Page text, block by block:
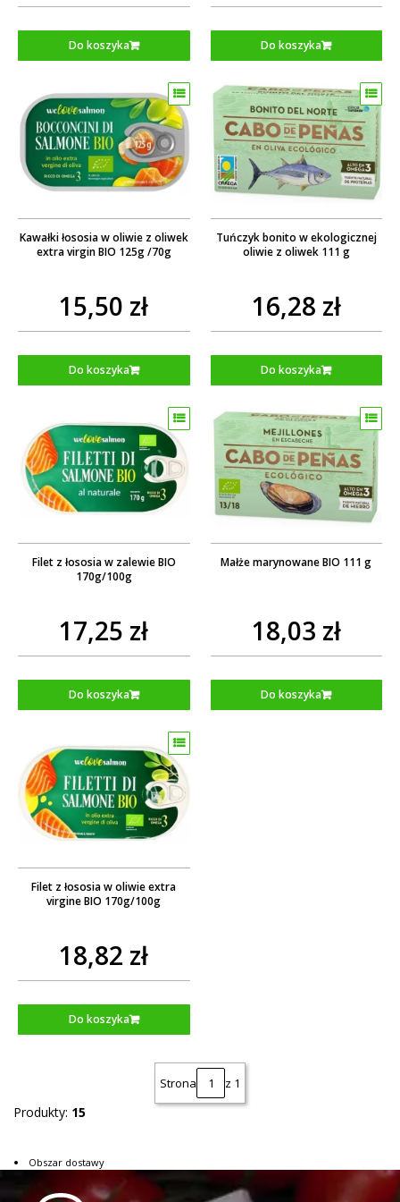
Do koszyka Do koszyka
Kawałki łososia w oliwie z oliwek
extra virgin BIO 125g /70g
15,50 zł
Do koszyka
Tuńczyk bonito w ekologicznej
oliwie z oliwek 111 g
16,28 zł
Do koszyka
Filet z łososia w zalewie BIO
170g/100g
17,25 zł
Do koszyka
Małże marynowane BIO 111 g
18,03 zł
Do koszyka
Filet z łososia w oliwie extra
virgine BIO 170g/100g
18,82 zł
Do koszyka
Strona z 1
Produkty: 15
Obszar dostawy